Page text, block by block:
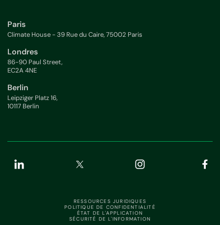
Paris
Climate House - 39 Rue du Caire, 75002 Paris
Londres
86-90 Paul Street,
EC2A 4NE
Berlin
Leipziger Platz 16,
10117 Berlin
RESSOURCES JURIDIQUES
POLITIQUE DE CONFIDENTIALITÉ
ÉTAT DE L'APPLICATION
SÉCURITÉ DE L'INFORMATION